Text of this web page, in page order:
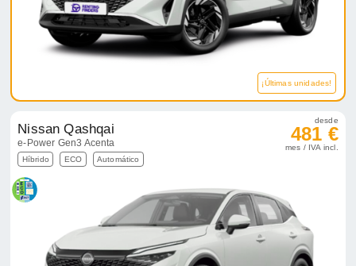
¡Últimas unidades!
Nissan Qashqai
e-Power Gen3 Acenta
Híbrido ECO Automático
desde
481 €
mes / IVA incl.